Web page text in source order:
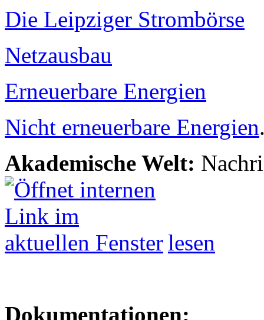
Die Leipziger Strombörse
Netzausbau
Erneuerbare Energien
Nicht erneuerbare Energien
Akademische Welt:
lesen
Dokumentationen: